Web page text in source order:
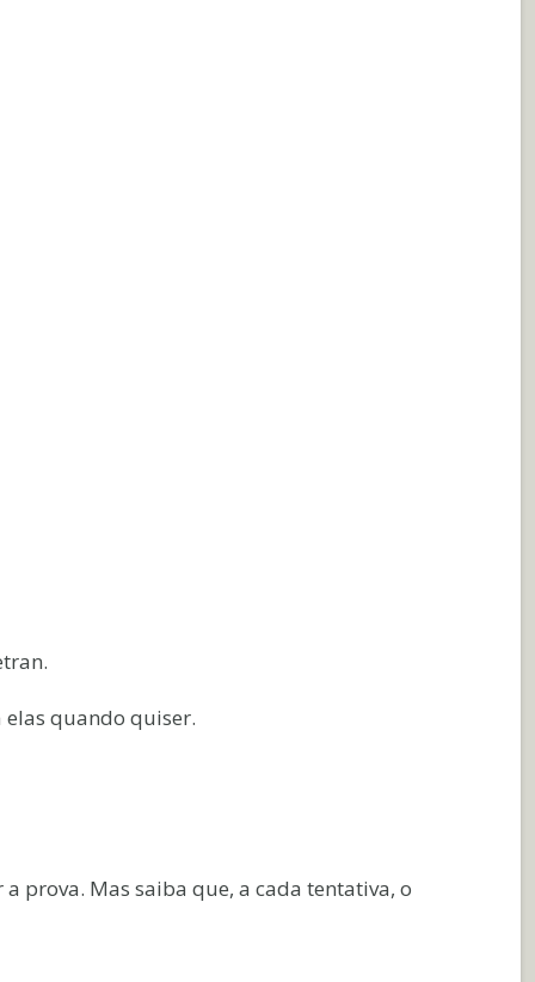
elas quando quiser.
prova. Mas saiba que, a cada tentativa, o